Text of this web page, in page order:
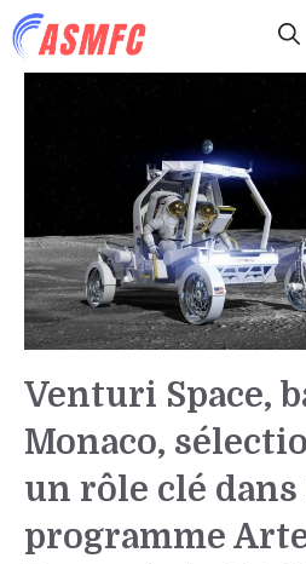
Aller
au
contenu
Venturi Space,
Monaco,
un rôle clé dans
programme